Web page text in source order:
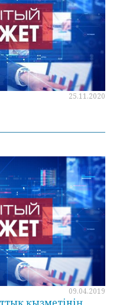
25.11.2020
09.04.2019